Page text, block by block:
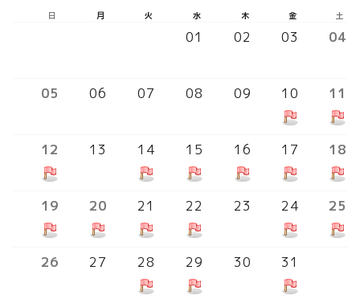
日 月 火 水 木 金 土
01 02 03 04
05 06 07 08 09 10 11
12 13 14 15 16 17 18
19 20 21 22 23 24 25
26 27 28 29 30 31